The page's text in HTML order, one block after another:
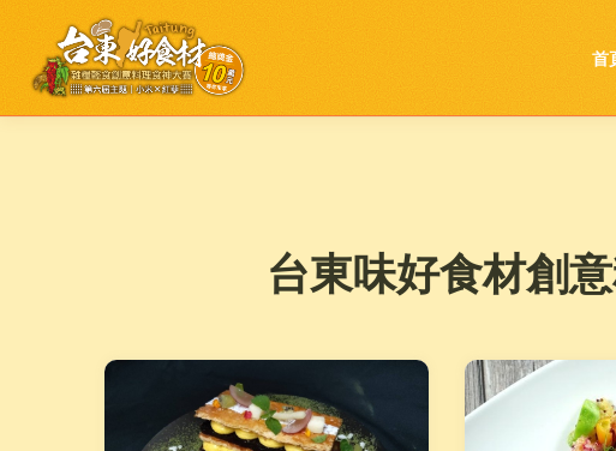
首
台東味好食材創